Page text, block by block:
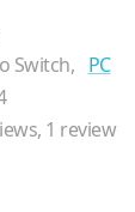
Switch, PC
1 review